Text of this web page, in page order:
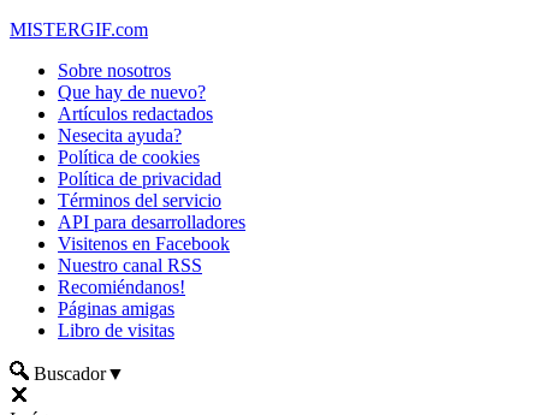
MISTERGIF.com
Sobre nosotros
Que hay de nuevo?
Artículos redactados
Nesecita ayuda?
Política de cookies
Política de privacidad
Términos del servicio
API para desarrolladores
Visitenos en Facebook
Nuestro canal RSS
Recomiéndanos!
Páginas amigas
Libro de visitas
Buscador▼